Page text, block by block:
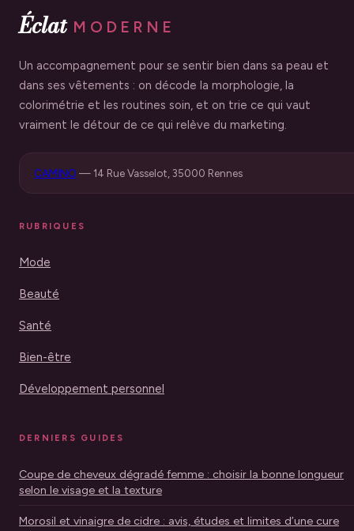
Éclat MODERNE
Un accompagnement pour se sentir bien dans sa peau et
dans ses vêtements : on décode la morphologie, la
colorimétrie et les routines soin, et on trie ce qui vaut
vraiment le détour de ce qui relève du marketing.
CAMINO —14 Rue Vasselot, 35000 Rennes
RUBRIQUES
Mode
Beauté
Santé
Bien-être
Développement personnel
DERNIERS GUIDES
Coupe de cheveux dégradé femme : choisir la bonne longueur
selon le visage et la texture
Morosil et vinaigre de cidre : avis, études et limites d’une cure